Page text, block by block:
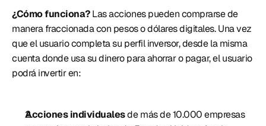
¿Cómo funciona? Las acciones pueden comprarse de
manera fraccionada con pesos o dólares digitales. Una vez
que el usuario completa su perfil inversor, desde la misma
cuenta donde usa su dinero para ahorrar o pagar, el usuario
podrá invertir en:
Acciones individuales de más de 10.000 empresas